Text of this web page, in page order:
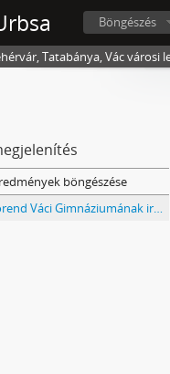
Böngészés
Tatabánya, Vác városi
böngészése
Kegyes Tanítórend Váci Gimnáziumának iratai